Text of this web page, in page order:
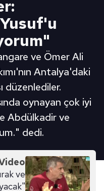
ve Ömer Ali
Antalya'daki
düzenlediler.
oynayan çok iyi
Abdülkadir ve
dedi.
ve